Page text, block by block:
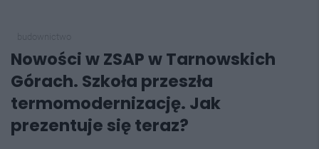
Nowości w ZSAP w Tarnowskich
Górach. Szkoła przeszła
termomodernizację. Jak
prezentuje się teraz?